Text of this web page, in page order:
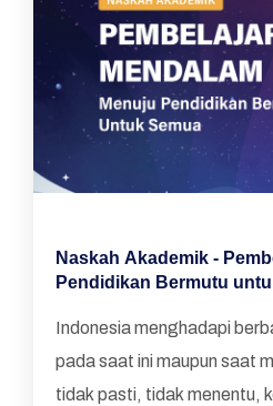
Naskah Akademik -
Pendidikan Bermutu
Indonesia menghadapi
pada saat ini maupun saat
tidak pasti, tidak menentu,